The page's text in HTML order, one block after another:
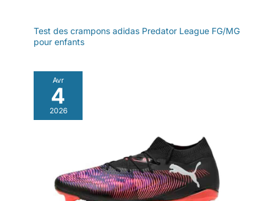
Test des crampons adidas Predator League FG/MG
pour enfants
Avr
4
2026